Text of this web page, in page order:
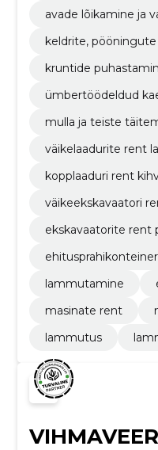
avade lõikamine ja
keldrite,
kruntide
ümbertöödeldud
ük.
mulla ja teiste
väikelaadurite rent
kopplaaduri rent
väikeekskavaatori
ekskavaatorite rent
lammutamine
masinate rent
lammutus